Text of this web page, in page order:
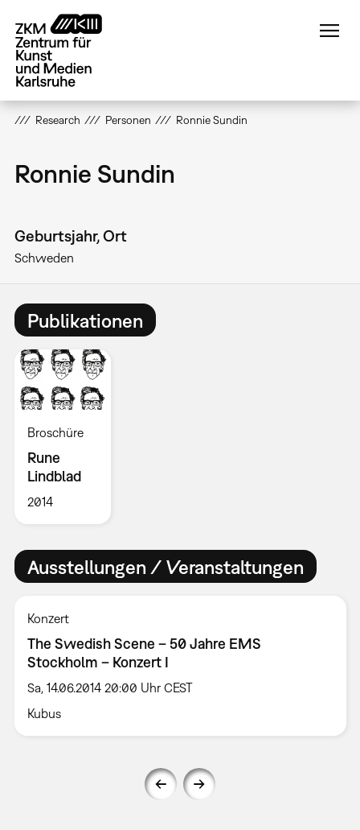
zum
Inhalt
Research Personen Ronnie Sundin
Ronnie Sundin
Geburtsjahr, Ort
Schweden
Publikationen
Broschüre
Rune
Lindblad
2014
Ausstellungen / Veranstaltungen
Konzert
The Swedish Scene – 50 Jahre EMS
Stockholm – Konzert I
Sa, 14.06.2014 20:00 Uhr CEST
Kubus